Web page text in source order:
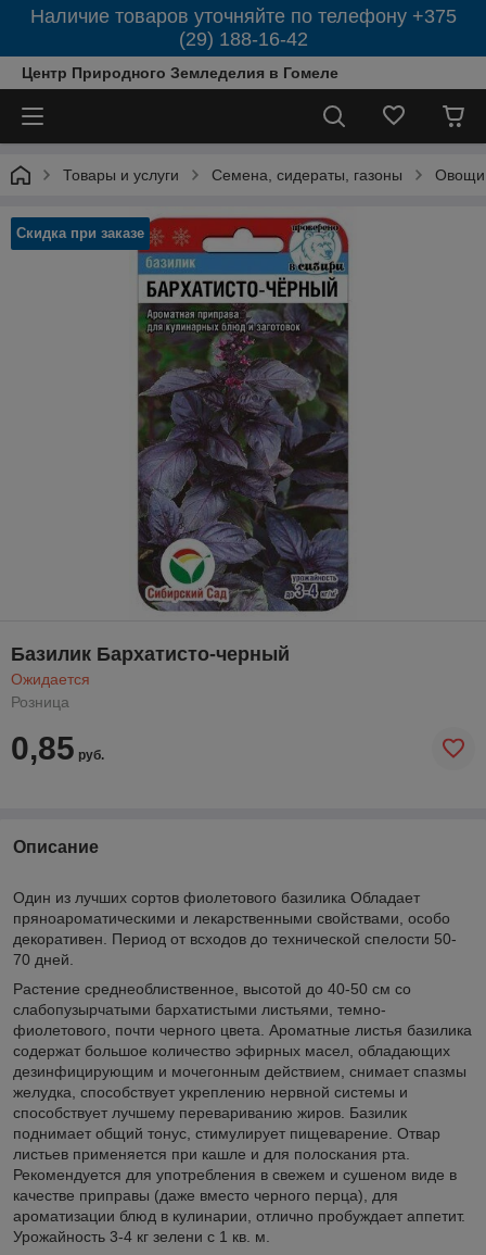
Наличие товаров уточняйте по телефону +375
(29) 188-16-42
Центр Природного Земледелия в Гомеле
Товары и услуги Семена, сидераты, газоны Овощи
Скидка при заказе
Базилик Бархатисто-черный
Ожидается
Розница
0,85 руб.
Описание
Один из лучших сортов фиолетового базилика Обладает
пряноароматическими и лекарственными свойствами, особо
декоративен. Период от всходов до технической спелости 50-
70 дней.
Растение среднеоблиственное, высотой до 40-50 см со
слабопузырчатыми бархатистыми листьями, темно-
фиолетового, почти черного цвета. Ароматные листья базилика
содержат большое количество эфирных масел, обладающих
дезинфицирующим и мочегонным действием, снимает спазмы
желудка, способствует укреплению нервной системы и
способствует лучшему перевариванию жиров. Базилик
поднимает общий тонус, стимулирует пищеварение. Отвар
листьев применяется при кашле и для полоскания рта.
Рекомендуется для употребления в свежем и сушеном виде в
качестве приправы (даже вместо черного перца), для
ароматизации блюд в кулинарии, отлично пробуждает аппетит.
Урожайность 3-4 кг зелени с 1 кв. м.